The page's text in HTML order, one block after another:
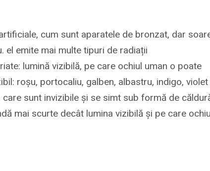
cum sunt aparatele de bronzat, dar
el emite mai multe tipuri de radiații
lumină vizibilă, pe care ochiul uman o poate
roșu, portocaliu, galben, albastru, indigo,
sunt invizibile și se simt sub formă de
mai scurte decât lumina vizibilă și pe care